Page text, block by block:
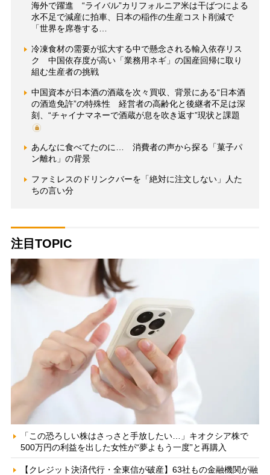
海外で躍進 “ライバル”カリフォルニア米は干ばつによる
水不足で減産に拍車、日本の稲作の生産コスト削減で
「世界を席巻する…
冷凍食材の需要が拡大する中で懸念される輸入依存リス
ク 中国依存度が高い「業務用ネギ」の国産回帰に取り
組む生産者の挑戦
中国資本が日本酒の酒蔵を次々買収、背景にある“日本酒
の酒造免許”の特殊性 経営者の高齢化と後継者不足は深
刻、“チャイナマネーで酒蔵が息を吹き返す”現状と課題
あんなに食べてたのに… 消費者の声から探る「菓子パ
ン離れ」の背景
ファミレスのドリンクバーを「絶対に注文しない」人た
ちの言い分
注目TOPIC
「この恐ろしい株はさっさと手放したい…」キオクシア株で
500万円の利益を出した女性が“夢よもう一度”と再購入
【クレジット決済代行・全東信が破産】63社もの金融機関が融